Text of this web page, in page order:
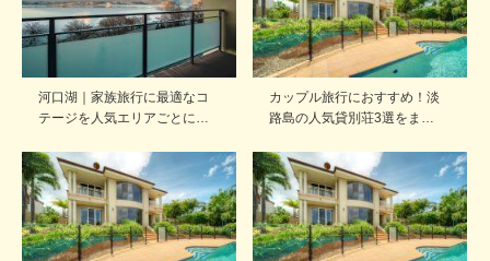
河口湖｜家族旅行に最適なコ
テージを人気エリアごとに…
カップル旅行におすすめ！淡
路島の人気貸別荘3選をま…